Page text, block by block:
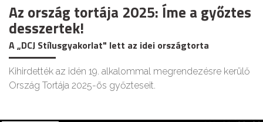
Az ország tortája 2025: Íme a győztes
desszertek!
A „DCJ Stílusgyakorlat" lett az idei országtorta
Kihirdették az idén 19. alkalommal megrendezésre kerülő
Ország Tortája 2025-ös győzteseit.